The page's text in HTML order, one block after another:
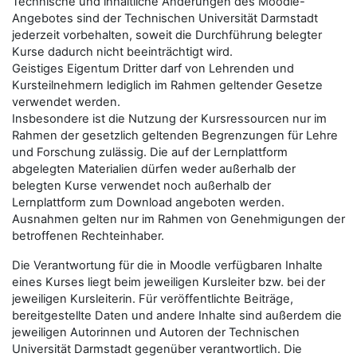
Angebotes sind der Technischen Universität Darmstadt
jederzeit vorbehalten, soweit die Durchführung belegter
Kurse dadurch nicht beeinträchtigt wird.
Geistiges Eigentum Dritter darf von Lehrenden und
Kursteilnehmern lediglich im Rahmen geltender Gesetze
verwendet werden.
Insbesondere ist die Nutzung der Kursressourcen nur im
Rahmen der gesetzlich geltenden Begrenzungen für Lehre
und Forschung zulässig. Die auf der Lernplattform
abgelegten Materialien dürfen weder außerhalb der
belegten Kurse verwendet noch außerhalb der
Lernplattform zum Download angeboten werden.
Ausnahmen gelten nur im Rahmen von Genehmigungen der
betroffenen Rechteinhaber.
Die Verantwortung für die in Moodle verfügbaren Inhalte
eines Kurses liegt beim jeweiligen Kursleiter bzw. bei der
jeweiligen Kursleiterin. Für veröffentlichte Beiträge,
bereitgestellte Daten und andere Inhalte sind außerdem die
jeweiligen Autorinnen und Autoren der Technischen
Universität Darmstadt gegenüber verantwortlich. Die